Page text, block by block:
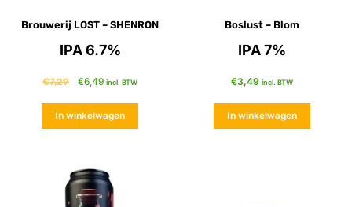
Brouwerij LOST – SHENRON
IPA 6.7%
€7,29 €6,49 incl. BTW
In winkelwagen
Boslust – Blom
IPA 7%
€3,49 incl. BTW
In winkelwagen